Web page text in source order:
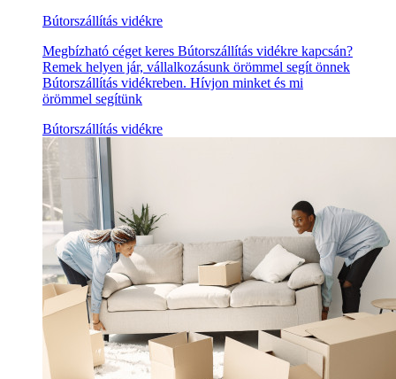
Bútorszállítás vidékre
Megbízható céget keres Bútorszállítás vidékre kapcsán?
Remek helyen jár, vállalkozásunk örömmel segít önnek
Bútorszállítás vidékreben. Hívjon minket és mi
örömmel segítünk
Bútorszállítás vidékre